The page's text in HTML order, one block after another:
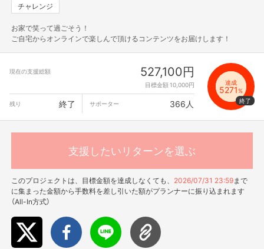
チャレンジ
お家で笑って過ごそう！
ご自宅からオンラインで楽しんで頂けるコンテンツをお届けします！
現在の支援総額 527,100円
目標金額 10,000円 達成
5271%
残り
終了 サポーター 366人
支援したいリターンを選ぶ
このプロジェクトは、目標金額を達成しなくても、 2026/07/31 23:59まで
に集まった金額から手数料を差し引いた額がプランナーに振り込まれます
（All-In方式）